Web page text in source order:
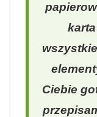
Ciebie